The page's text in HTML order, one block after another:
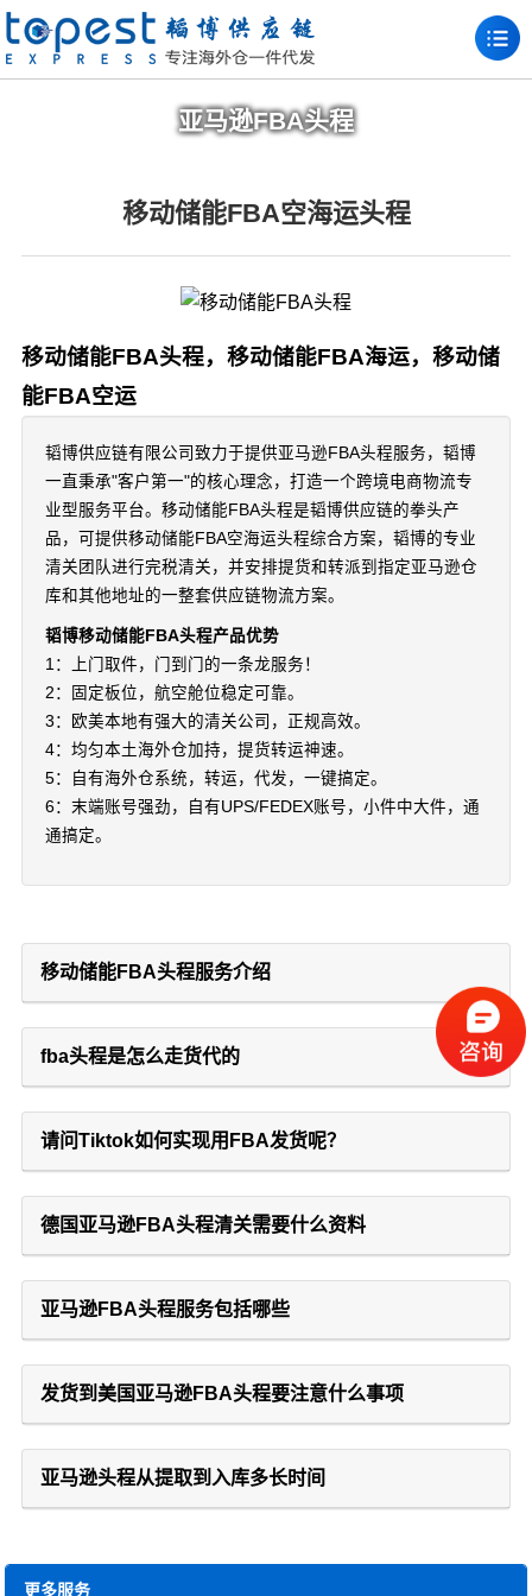
亚马逊FBA头程
移动储能FBA空海运头程
移动储能FBA头程，移动储能FBA海运，移动储
能FBA空运
韬博供应链有限公司致力于提供亚马逊FBA头程服务，韬博
一直秉承"客户第一"的核心理念，打造一个跨境电商物流专
业型服务平台。移动储能FBA头程是韬博供应链的拳头产
品，可提供移动储能FBA空海运头程综合方案，韬博的专业
清关团队进行完税清关，并安排提货和转派到指定亚马逊仓
库和其他地址的一整套供应链物流方案。
韬博移动储能FBA头程产品优势
1：上门取件，门到门的一条龙服务！
2：固定板位，航空舱位稳定可靠。
3：欧美本地有强大的清关公司，正规高效。
4：均匀本土海外仓加持，提货转运神速。
5：自有海外仓系统，转运，代发，一键搞定。
6：末端账号强劲，自有UPS/FEDEX账号，小件中大件，通
通搞定。
移动储能FBA头程服务介绍
fba头程是怎么走货代的
请问Tiktok如何实现用FBA发货呢？
德国亚马逊FBA头程清关需要什么资料
亚马逊FBA头程服务包括哪些
发货到美国亚马逊FBA头程要注意什么事项
亚马逊头程从提取到入库多长时间
更多服务